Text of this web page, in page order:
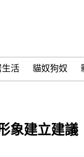
Pro
生活 貓奴狗奴
象建立建議